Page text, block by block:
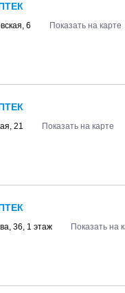
6
Показать на карте
21
Показать на карте
36, 1 этаж
Показать на